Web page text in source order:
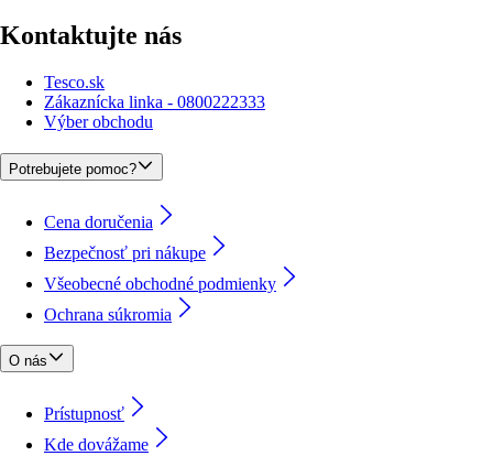
Kontaktujte nás
Tesco.sk
Zákaznícka linka - 0800222333
Výber obchodu
Potrebujete pomoc?
Cena doručenia
Bezpečnosť pri nákupe
Všeobecné obchodné podmienky
Ochrana súkromia
O nás
Prístupnosť
Kde dovážame